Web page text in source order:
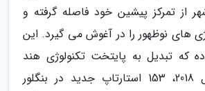
از تمرکز پیشین خود فاصله گرفته و
های نوظهور را در آغوش می گیرد. این
که تبدیل به پایتخت تکنولوژی هند
شود. تنها در سال 2018، 153 استارتاپ جدید در بنگلور